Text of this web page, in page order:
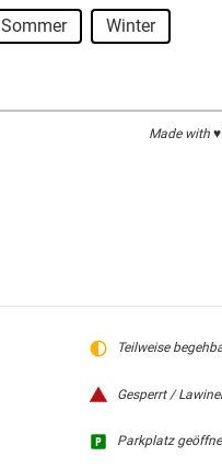
Sommer Winter
Made with
Teilweise
Gesperrt /
Parkplatz